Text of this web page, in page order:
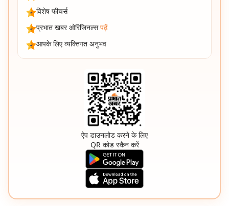
विशेष फीचर्स
प्रभात खबर ओरिजिनल्स पढ़ें
आपके लिए व्यक्तिगत अनुभव
ऐप डाउनलोड करने के लिए
QR कोड स्कैन करें